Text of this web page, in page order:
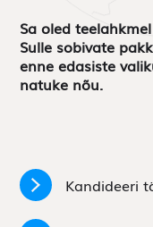
Sa oled
Sulle sobivate
enne edasiste
natuke nõu.
Kandideeri